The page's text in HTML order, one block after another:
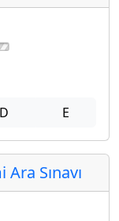
D E
Sınavı